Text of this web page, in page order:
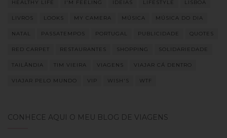
HEALTHY LIFE I'M FEELING IDEIAS LIFESTYLE LISBOA
LIVROS LOOKS MY CAMERA MÚSICA MÚSICA DO DIA
NATAL PASSATEMPOS PORTUGAL PUBLICIDADE QUOTES
RED CARPET RESTAURANTES SHOPPING SOLIDARIEDADE
TAILÂNDIA TIM VIEIRA VIAGENS VIAJAR CÁ DENTRO
VIAJAR PELO MUNDO VIP WISH'S WTF
CONHECE AQUI O MEU BLOG DE VIAGENS